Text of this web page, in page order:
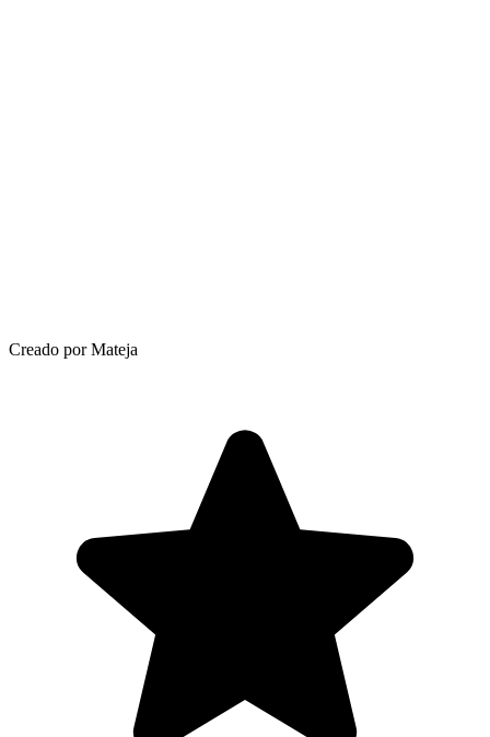
Creado por Mateja